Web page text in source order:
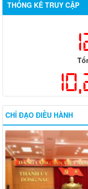
THỐNG KÊ TRUY CẬP
CHỈ ĐẠO ĐIỀU HÀNH